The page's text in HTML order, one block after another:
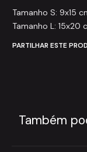
Tamanho S: 9x15
Tamanho L: 15x20
PARTILHAR ESTE
Também